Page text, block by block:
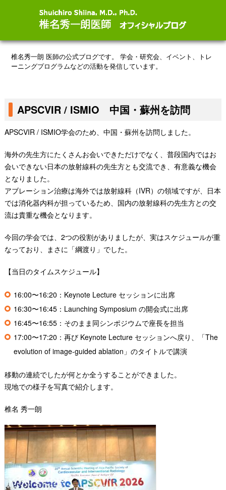
椎名秀一朗 医師の公式ブログです。
学会・研究会、イベント、トレ
ーニングプログラムなどの活動を発信しています。
APSCVIR / ISMIO 中国・蘇州を訪問
APSCVIR / ISMIO学会のため、中国・蘇州を訪問しました。
海外の先生方にたくさんお会いできただけでなく、普段国内ではお
会いできない日本の放射線科の先生方とも交流でき、有意義な機会
となりました。
アブレーション治療は海外では放射線科（IVR）の領域ですが、日本
では消化器内科が担っているため、国内の放射線科の先生方との交
流は貴重な機会となります。
今回の学会では、2つの役割がありましたが、実はスケジュールが重
なっており、まさに「綱渡り」でした。
【当日のタイムスケジュール】
16:00〜16:20：Keynote Lecture セッションに出席
16:30〜16:45：Launching Symposium の開会式に出席
16:45〜16:55：そのまま同シンポジウムで座長を担当
17:00〜17:20：再び Keynote Lecture セッションへ戻り、「The
evolution of image-guided ablation」のタイトルで講演
移動の連続でしたが何とか全うすることができました。
現地での様子を写真で紹介します。
椎名 秀一朗